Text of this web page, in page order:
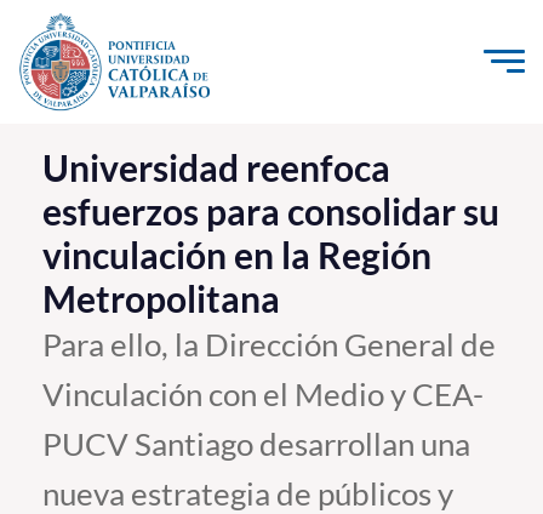
Click acá para ir directamente al contenido
La Universidad
Investigación, Creación e Innovación
PUCV Internacional
Vinculación con el Medio
Admisión
Pregrado
Universidad reenfoca
esfuerzos para consolidar su
vinculación en la Región
Metropolitana
Para ello, la Dirección General de
Vinculación con el Medio y CEA-
PUCV Santiago desarrollan una
nueva estrategia de públicos y